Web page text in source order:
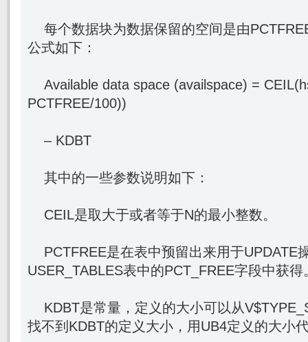
每个数据块为数据保留的空间是由
公式如下：
Available data space (availspace) =
PCTFREE/100))
– KDBT
其中的一些参数说明如下：
CEIL是取大于或者等于N的最小整数。
PCTFREE是在表中预留出来用于UPDATE
USER_TABLES表中的PCT_FREE字段中获得
KDBT是常量，定义的大小可以从
找不到KDBT的定义大小，用UB4定义的大小